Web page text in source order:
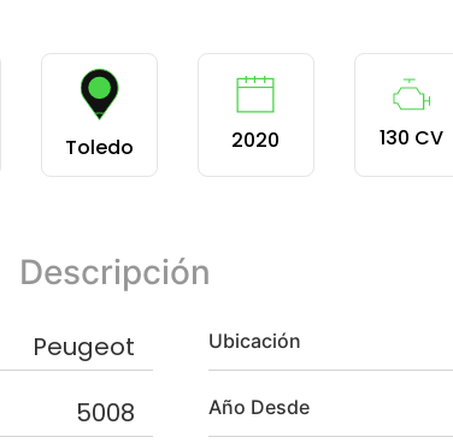
Toledo 2020 130 CV
Descripción
Peugeot
5008
Ubicación
Año Desde